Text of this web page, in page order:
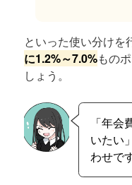
といった使い分けを
に1.2%～7.0%もの
しょう。
「年
いたい
わせで